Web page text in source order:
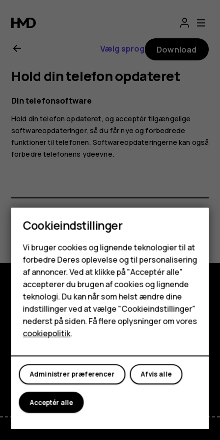
Brugervejledning
til
Nokia
G11
Smartphones
Feature-telefoner
Tilbehør
HMD Terra M
Tablets
Min konto
Vælg sprog Download
Hold din telefon opdateret
Din telefonsoftware
Hold din telefon opdateret, og acceptér tilgængelige
softwareopdateringer, så du får nye og forbedrede
funktioner til telefonen. Softwareopdateringerne kan også
forbedre telefonens ydeevne.
Synes du, dette var nyttigt?
Ja Nej
Udforsk
Om
Planet and people
Support
FacebookInstagram
TiktokYoutubeLinkedinDiscord
Cookieindstillinger
Vi bruger cookies og lignende teknologier til at
forbedre Deres oplevelse og til personalisering
af annoncer. Ved at klikke på "Acceptér alle"
accepterer du brugen af cookies og lignende
teknologi. Du kan når som helst ændre dine
indstillinger ved at vælge "Cookieindstillinger"
nederst på siden. Få flere oplysninger om vores
cookiepolitik.
Afvis alle
Administrer præferencer
Acceptér alle